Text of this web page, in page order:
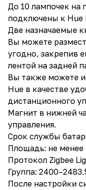
До 10 лампочек на
подключены к Hue
Две назначаемые
Вы можете
угодно, закрепив
лентой на задней
Вы также можете
Hue в качестве
дистанционного
Магнит в нижней
управления.
Срок службы
Площадь: не
Протокол Zigbee
Группа:
После настройки